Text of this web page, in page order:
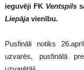
ieguvēji FK Ventspils
Liepāja vienību.
Pusfināli notiks
uzvarēs, pusfinālā